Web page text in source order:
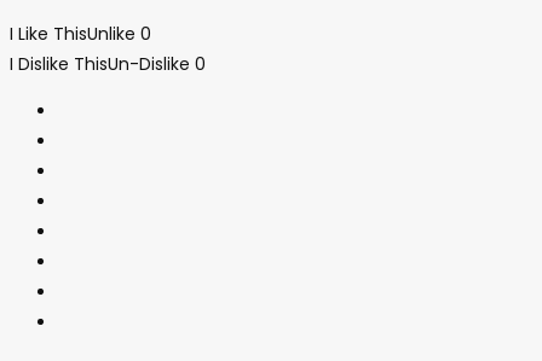
I Like ThisUnlike 0
I Dislike ThisUn-Dislike 0